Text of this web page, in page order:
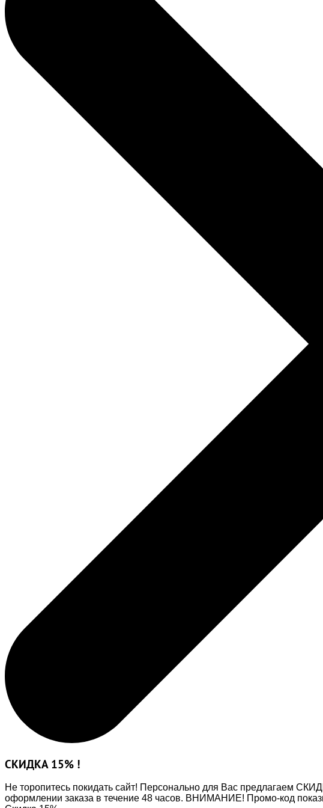
СКИДКА 15% !
Не торопитесь покидать сайт! Персонально для Вас предлагаем
оформлении заказа в течение 48 часов. ВНИМАНИЕ! Промо-код